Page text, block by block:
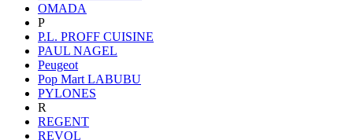
OMADA
P
P.L. PROFF CUISINE
PAUL NAGEL
Peugeot
Pop Mart LABUBU
PYLONES
R
REGENT
REVOL